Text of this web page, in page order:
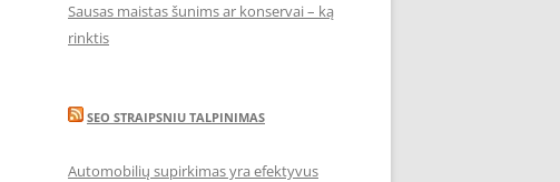
Sausas maistas šunims ar konservai – ką
rinktis
SEO STRAIPSNIU TALPINIMAS
Automobilių supirkimas yra efektyvus